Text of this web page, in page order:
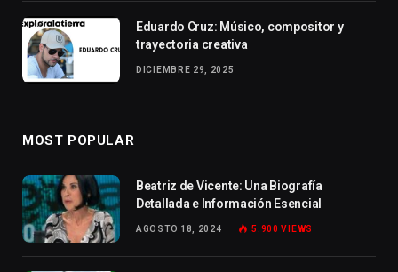
Eduardo Cruz: Músico, compositor y
trayectoria creativa
DICIEMBRE 29, 2025
MOST POPULAR
Beatriz de Vicente: Una Biografía
Detallada e Información Esencial
AGOSTO 18, 2024 5.900VIEWS